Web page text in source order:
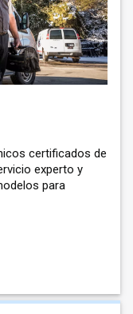
certificados de
experto y
para